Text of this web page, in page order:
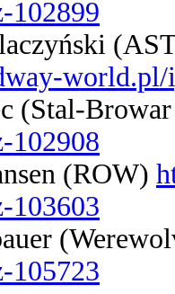
102899
world.pl/
(Stal-
102908
(ROW)
103603
105723